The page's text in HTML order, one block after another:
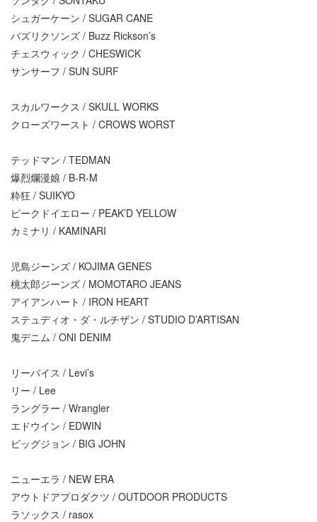
シュガーケーン / SUGAR CANE
バズリクソンズ / Buzz Rickson’s
チェスウィック / CHESWICK
サンサーフ / SUN SURF
スカルワークス / SKULL WORKS
クローズワースト / CROWS WORST
テッドマン / TEDMAN
爆烈爛漫娘 / B-R-M
粋狂 / SUIKYO
ピークドイエロー / PEAK’D YELLOW
カミナリ / KAMINARI
児島ジーンズ / KOJIMA GENES
桃太郎ジーンズ / MOMOTARO JEANS
アイアンハート / IRON HEART
ステュディオ・ダ・ルチザン / STUDIO D’ARTISAN
鬼デニム / ONI DENIM
リーバイス / Levi’s
リー / Lee
ラングラー / Wrangler
エドウイン / EDWIN
ビッグジョン / BIG JOHN
ニューエラ / NEW ERA
アウトドアプロダクツ / OUTDOOR PRODUCTS
ラソックス / rasox